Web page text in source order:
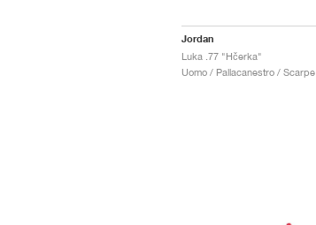
Jordan
Luka .77 "Hčerka"
Uomo / Pallacanestro / Scarpe